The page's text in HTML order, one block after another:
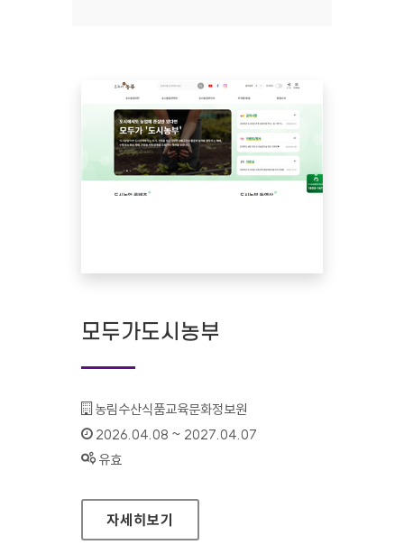
모두가도시농부
기관명 :
농림수산식품교육문화정보원
인증기간 :
2026.04.08 ~ 2027.04.07
상태 :
유효
모두가도시농부
자세히보기